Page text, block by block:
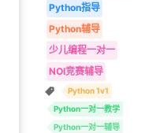
Python指导
Python辅导
少儿编程一对一
NOI竞赛辅导
Python 1v1
Python一对一教学
Python一对一辅导